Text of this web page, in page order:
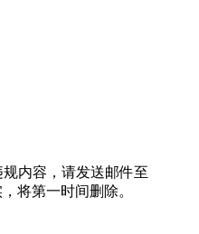
内容，请发送邮件至
将第一时间删除。